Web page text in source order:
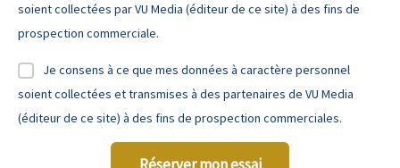
soient collectées par VU Media (éditeur de ce site) à des fins de
prospection commerciale.
Je consens à ce que mes données à caractère personnel
soient collectées et transmises à des partenaires de VU Media
(éditeur de ce site) à des fins de prospection commerciales.